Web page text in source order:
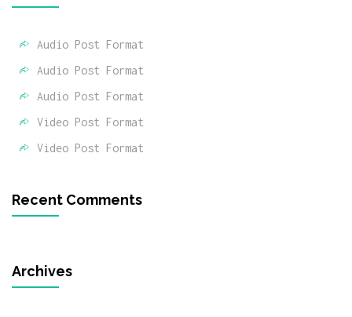
Audio Post Format
Audio Post Format
Audio Post Format
Video Post Format
Video Post Format
Recent Comments
Archives